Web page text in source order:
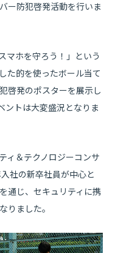
ー防犯啓発活動を行いま
マホを守ろう！」という
た的を使ったボール当て
啓発のポスターを展示し
ントは大変盛況となりま
ィ＆テクノロジーコンサ
社の新卒社員が中心と
通じ、セキュリティに携
りました。